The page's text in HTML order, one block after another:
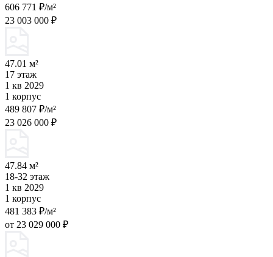
606 771 ₽/м²
23 003 000 ₽
47.01 м²
17 этаж
1 кв 2029
1 корпус
489 807 ₽/м²
23 026 000 ₽
47.84 м²
18-32 этаж
1 кв 2029
1 корпус
481 383 ₽/м²
от 23 029 000 ₽